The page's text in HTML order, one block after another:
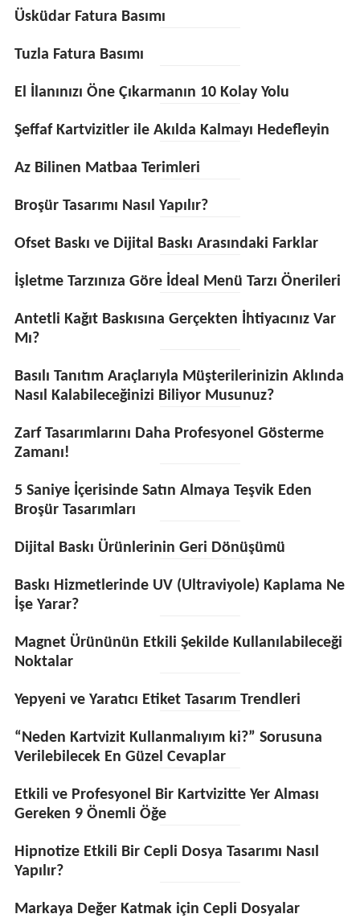
Üsküdar Fatura Basımı
Tuzla Fatura Basımı
El İlanınızı Öne Çıkarmanın 10 Kolay Yolu
Şeffaf Kartvizitler ile Akılda Kalmayı Hedefleyin
Az Bilinen Matbaa Terimleri
Broşür Tasarımı Nasıl Yapılır?
Ofset Baskı ve Dijital Baskı Arasındaki Farklar
İşletme Tarzınıza Göre İdeal Menü Tarzı Önerileri
Antetli Kağıt Baskısına Gerçekten İhtiyacınız Var
Mı?
Basılı Tanıtım Araçlarıyla Müşterilerinizin Aklında
Nasıl Kalabileceğinizi Biliyor Musunuz?
Zarf Tasarımlarını Daha Profesyonel Gösterme
Zamanı!
5 Saniye İçerisinde Satın Almaya Teşvik Eden
Broşür Tasarımları
Dijital Baskı Ürünlerinin Geri Dönüşümü
Baskı Hizmetlerinde UV (Ultraviyole) Kaplama Ne
İşe Yarar?
Magnet Ürününün Etkili Şekilde Kullanılabileceği
Noktalar
Yepyeni ve Yaratıcı Etiket Tasarım Trendleri
“Neden Kartvizit Kullanmalıyım ki?” Sorusuna
Verilebilecek En Güzel Cevaplar
Etkili ve Profesyonel Bir Kartvizitte Yer Alması
Gereken 9 Önemli Öğe
Hipnotize Etkili Bir Cepli Dosya Tasarımı Nasıl
Yapılır?
Markaya Değer Katmak için Cepli Dosyalar